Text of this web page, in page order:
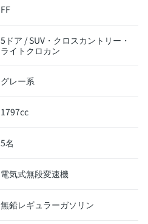
FF
5ドア / SUV・クロスカントリー・
ライトクロカン
グレー系
1797cc
5名
電気式無段変速機
無鉛レギュラーガソリン